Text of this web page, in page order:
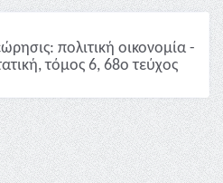
πολιτική οικονομία -
τόμος 6, 68ο τεύχος